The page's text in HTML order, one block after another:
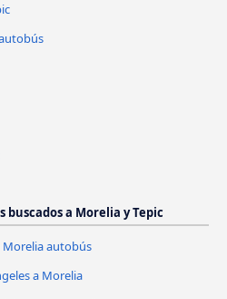
a Morelia y Tepic
autobús
a Morelia